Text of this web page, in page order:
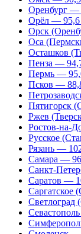
Оренбург —
Орёл —
Орск
Оса
Осташков
Пенза —
Пермь —
Псков —
Пятигорск
Ржев
Ростов-на-
Русское
Рязань —
Самара —
Санкт-
Саратов —
Саргатское
Светлоград